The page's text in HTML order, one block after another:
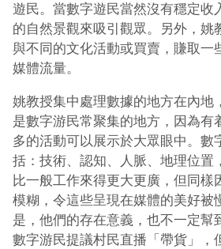
遊民。當數字遊民當然沒有穩定收
的自然景觀來吸引觀眾。另外，姚
與不同的文化活動或買賣，賺取一
媒體流量。
姚教授集中處理數據的地方在內地
是數字游民常聚集的地方，因為有
多的活動可以展示於大眾眼中。數
括：技術、認知、人脈、地理位置
比一般工作來得更大更廣，但同樣
模糊，令這些呈現在媒體的美好被
是，他們的存在意義，也不一定幫
數字游民提議村民直播「帶貨」，